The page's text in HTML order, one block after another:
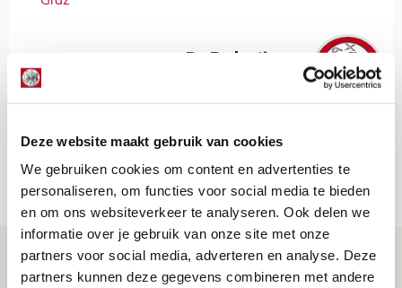
Deze website maakt gebruik van cookies
We gebruiken cookies om content en advertenties te
personaliseren, om functies voor social media te bieden
en om ons websiteverkeer te analyseren. Ook delen we
informatie over je gebruik van onze site met onze
partners voor social media, adverteren en analyse. Deze
partners kunnen deze gegevens combineren met andere
Net binnen //
Drie dingen die je moet weten over PEC
Zwolle - Ajax